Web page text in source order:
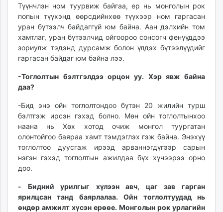
Түүнчлэн ном туурвиж байгаа, ер нь монголын рок
попын түүхэнд өөрсдийнхөө түүхээр ном гаргасан
уран бүтээлч байдаггүй юм байна. Аан дэлхийн том
хамтлаг, уран бүтээлчид ойгоороо сонсогч фенүүддээ
зориулж тэдэнд дурсамж болон үлдэх бүтээлүүдийг
гаргасан байдаг юм байна лээ.
-Тоглолтын бэлтгэлдээ орцон уу. Хэр явж байна
даа?
-Бид энэ ойн тоглолтондоо бүтэн 20 жилийн турш
бэлтгэж ирсэн гэхэд болно. Мөн ойн тоглолтынхоо
наана нь Хөх хотод очиж монгол туургатан
олонтойгоо баяраа хамт тэмдэглэх гэж байна. Энэхүү
тоглолтоо дуусгаж ирээд арваннэгдүгээр сарын
нэгэн гэхэд тоглолтын ажилдаа бүх хүчээрээ орно
доо.
- Бидний урилгыг хүлээн авч, цаг зав гарган
ярилцсан танд баярлалаа. Ойн тоглолтуудад нь
өндөр амжилт хүсэн ерөөе. Монголын рок урлагийн